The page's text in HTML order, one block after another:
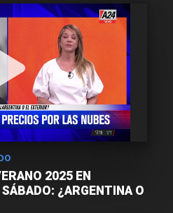
2025 EN
¿ARGENTINA O